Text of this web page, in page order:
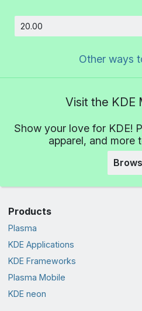
Other ways
Visit the KDE
Show your love for KDE!
apparel, and more
Products
Plasma
KDE Applications
KDE Frameworks
Plasma Mobile
KDE neon